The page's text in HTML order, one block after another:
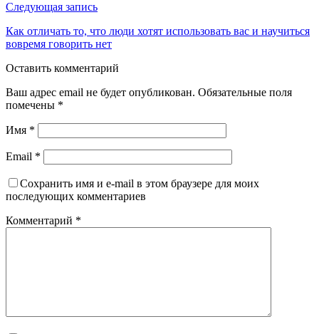
Следующая запись
Как отличать то, что люди хотят использовать вас и научиться
вовремя говорить нет
Оставить комментарий
Ваш адрес email не будет опубликован. Обязательные поля
помечены *
Имя *
Email *
Сохранить имя и e-mail в этом браузере для моих
последующих комментариев
Комментарий *